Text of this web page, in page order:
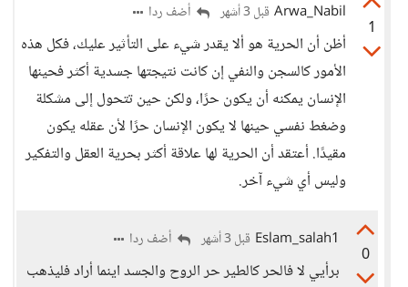
1
Arwa_Nabil قبل 3 أشهر أضف ردا
أظن أن الحرية هو ألا يقدر شيء على التأثير عليك، فكل هذه
الأمور كالسجن والنفي إن كانت نتيجتها جسدية أكثر فحينها
الإنسان يمكنه أن يكون حرًا، ولكن حين تتحول إلى مشكلة
وضغط نفسي حينها لا يكون الإنسان حرًا لأن عقله يكون
مقيدًا. أعتقد أن الحرية لها علاقة أكثر بحرية العقل والتفكير
وليس أي شيء آخر.
0
Eslam_salah1 قبل 3 أشهر أضف ردا
برأيي لا فالحر كالطير حر الروح والجسد اينما أراد فليذهب